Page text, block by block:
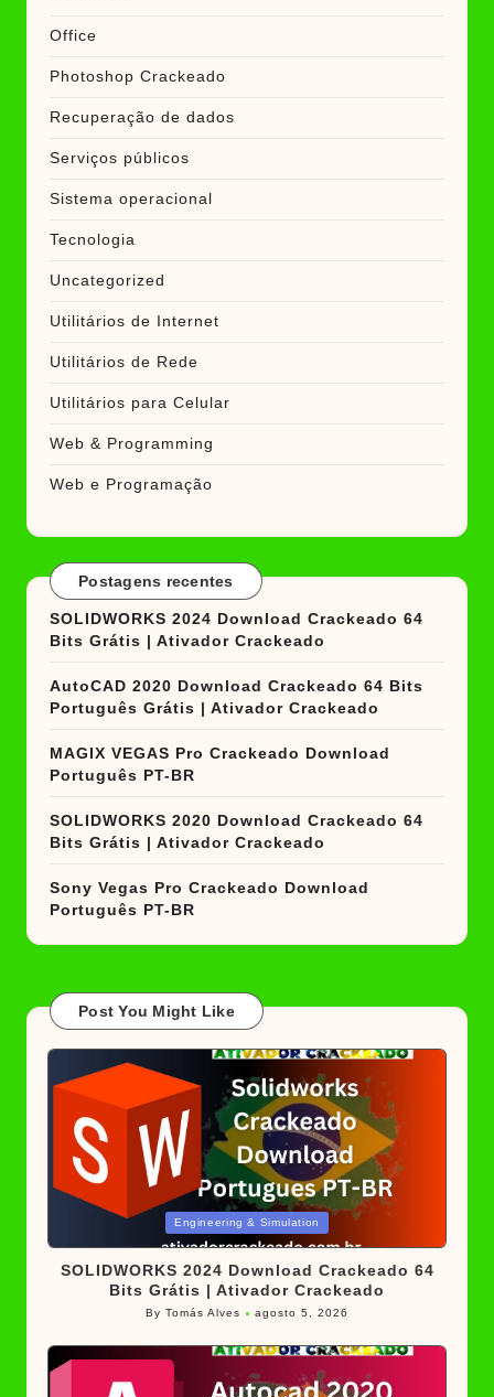
Office
Photoshop Crackeado
Recuperação de dados
Serviços públicos
Sistema operacional
Tecnologia
Uncategorized
Utilitários de Internet
Utilitários de Rede
Utilitários para Celular
Web & Programming
Web e Programação
Postagens recentes
SOLIDWORKS 2024 Download Crackeado 64
Bits Grátis | Ativador Crackeado
AutoCAD 2020 Download Crackeado 64 Bits
Português Grátis | Ativador Crackeado
MAGIX VEGAS Pro Crackeado Download
Português PT-BR
SOLIDWORKS 2020 Download Crackeado 64
Bits Grátis | Ativador Crackeado
Sony Vegas Pro Crackeado Download
Português PT-BR
Post You Might Like
in
Engineering & Simulation
SOLIDWORKS 2024 Download Crackeado 64
Bits Grátis | Ativador Crackeado
Posted
ByTomás Alves agosto 5, 2026